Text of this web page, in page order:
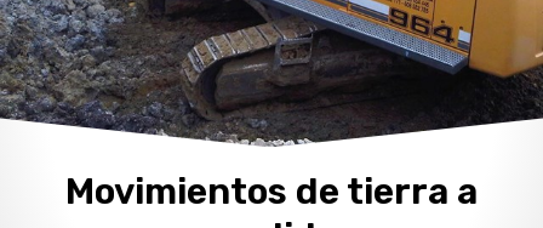
Desmontes, derribos y